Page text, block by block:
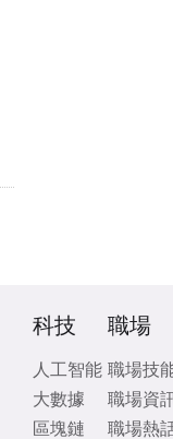
科技
人工智能
大數據
區塊鏈
職場
職場技
職場資
職場熱